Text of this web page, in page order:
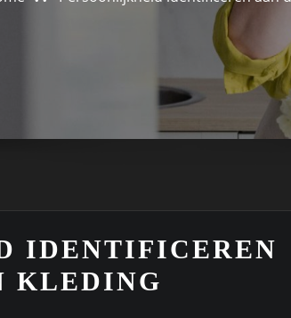
IDENTIFICEREN
KLEDING